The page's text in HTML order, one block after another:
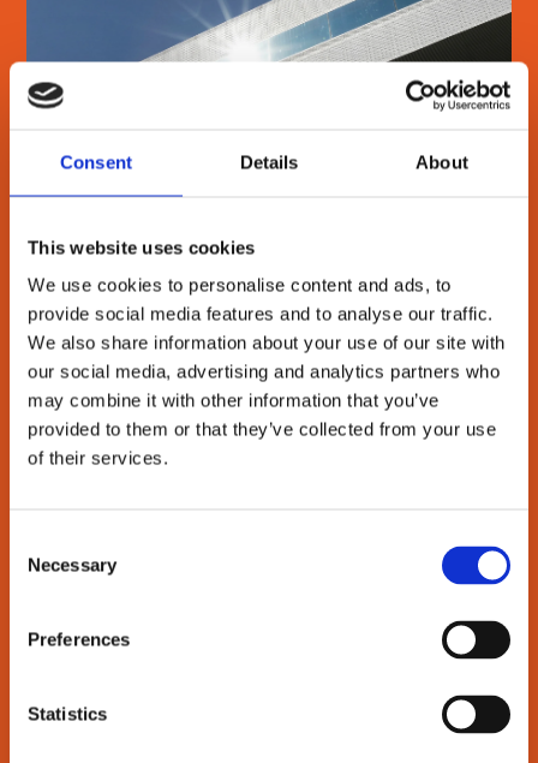
Consent Details About
This website uses cookies
We use cookies to personalise content and ads, to
provide social media features and to analyse our traffic.
We also share information about your use of our site with
our social media, advertising and analytics partners who
may combine it with other information that you’ve
provided to them or that they’ve collected from your use
of their services.
Selection
Necessary
Preferences
Statistics
DOKK1
METALSKOLEN